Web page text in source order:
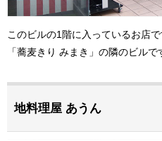
このビルの1階に入っているお店で
「蕎麦きり みまき」の隣のビルで
地料理屋 あうん